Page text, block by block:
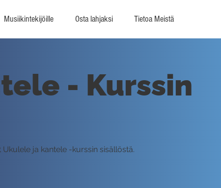
Musiikintekijöille Osta lahjaksi Tietoa Meistä
- Kurssin
ja kantele -kurssin sisällöstä.